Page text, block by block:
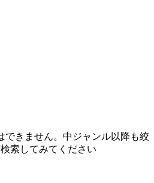
できません。中ジャンル以降も絞
索してみてください